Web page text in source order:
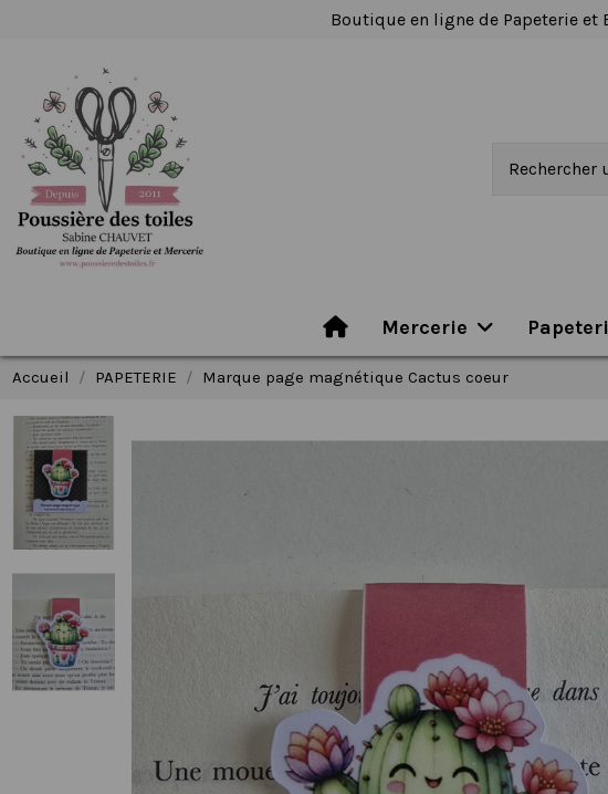
Boutique en ligne de Papeterie et
Mercerie
Accueil PAPETERIE Marque page magnétique Cactus coeur